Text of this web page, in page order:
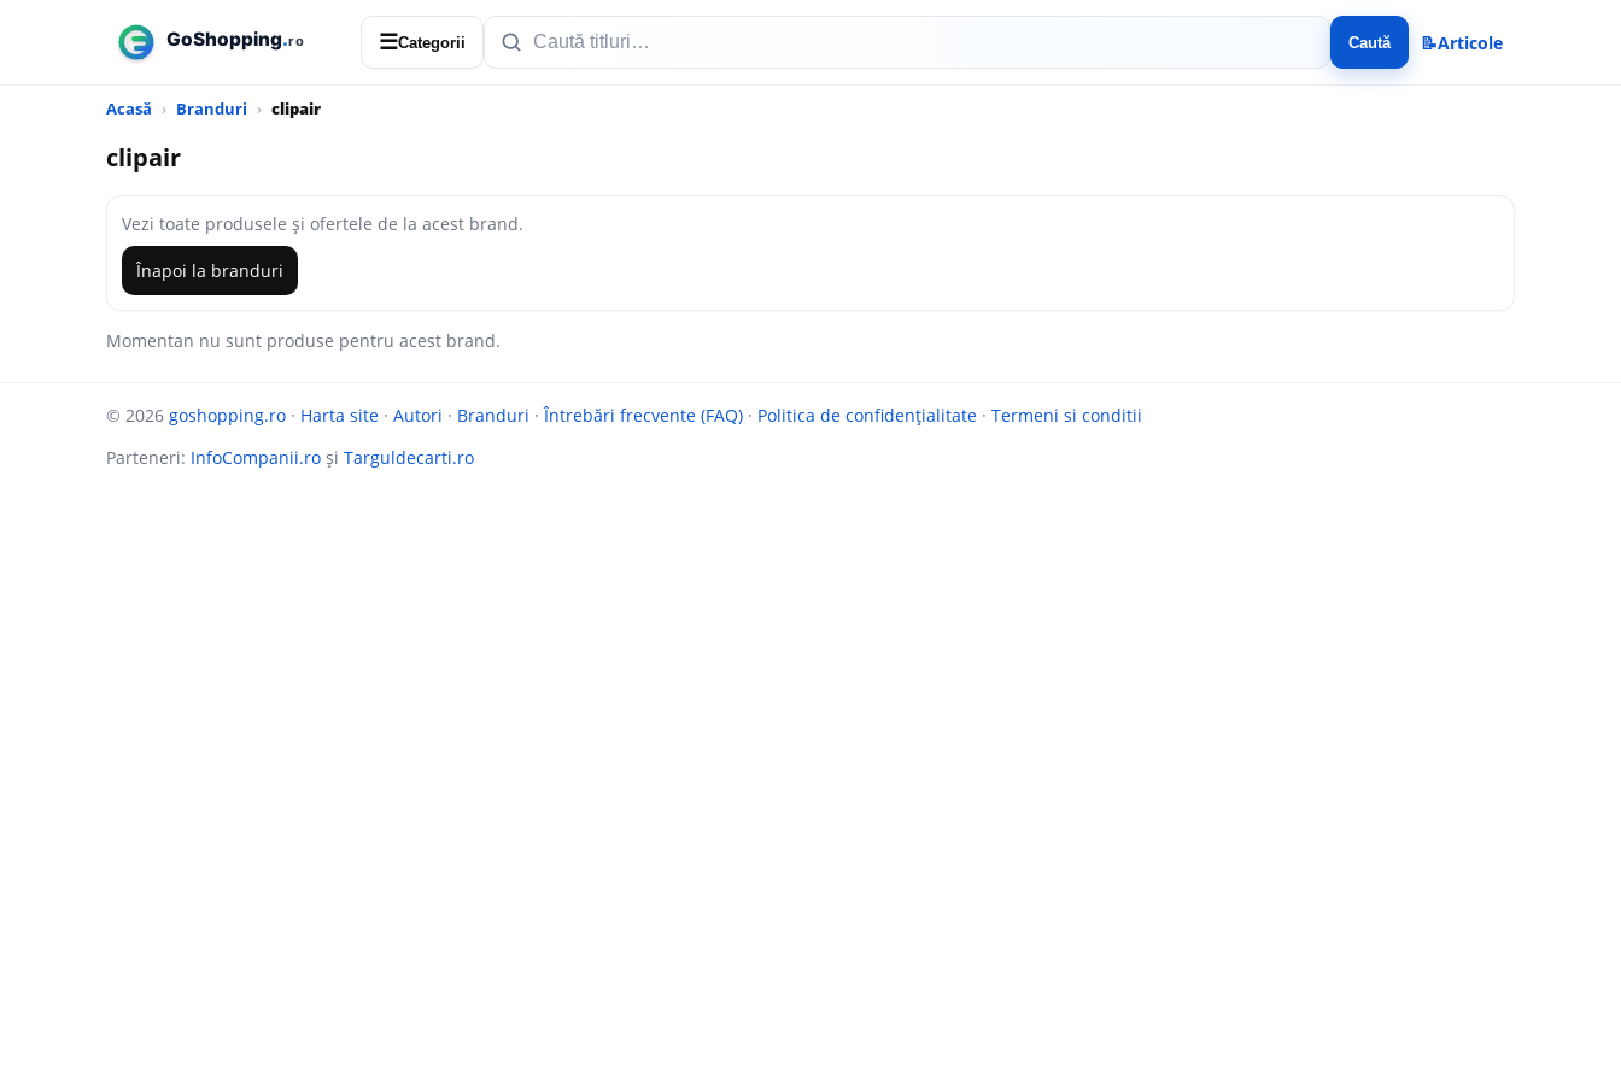
☰Categorii Caută 📝Articole
Acasă Branduri clipair
clipair
Vezi toate produsele și ofertele de la acest brand.
Înapoi la branduri
Momentan nu sunt produse pentru acest brand.
© 2026 goshopping.ro · Harta site · Autori · Branduri ·Întrebări frecvente (FAQ) · Politica de confidențialitate · Termeni si conditii
Parteneri: InfoCompanii.ro și Targuldecarti.ro